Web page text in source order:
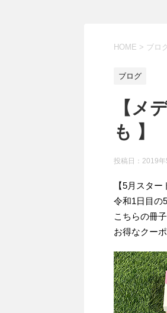
HOME > ブロ
ブログ
【メ
も 】
投稿日：2019年
【5月スター
令和1日目の
こちらの冊
お得なクー